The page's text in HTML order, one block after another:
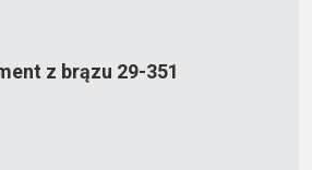
z brązu 29-351